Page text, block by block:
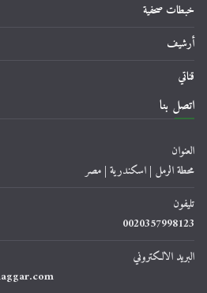
خبطات صحفية
أرشيف
قناتي
اتصل بنا
العنوان
محطة الرمل | اسكندرية | مصر
تليفون
0020357998123
البريد الالكتروني